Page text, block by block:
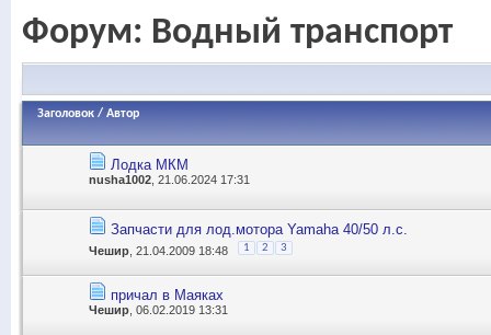
Форум: Водный транспорт
Заголовок / Автор
Лодка МКМ
nusha1002 , 21.06.2024 17:31
Запчасти для лод.мотора Yamaha 40/50 л.с.
Чешир , 21.04.2009 18:48 1 2 3
причал в Маяках
Чешир , 06.02.2019 13:31